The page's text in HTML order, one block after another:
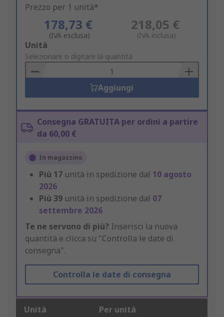
Prezzo per 1 unità*
178,73 €
(IVA esclusa)
218,05 €
(IVA inclusa)
Add
to
Basket
Unità
Selezionare o digitare la quantità
Aggiungi
Consegna GRATUITA per ordini a partire
da 60,00 €
In magazzino
Più 17 unità in spedizione dal 10 agosto
2026
Più 39 unità in spedizione dal 07
settembre 2026
Te ne servono di più? Inserisci la nuova
quantità e clicca su "Controlla le date di
consegna".
Controlla le date di consegna
Unità Per unità